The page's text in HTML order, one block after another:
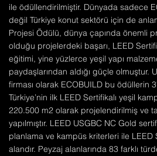
ile ödüllendirilmiştir. Dünyada sadece
değil Türkiye konut sektörü için de
Projesi Ödülü, dünya çapında önemli
olduğu projelerdeki başarı, LEED
eğitimi, yine yüzlerce yeşil yapı
paydaşlarından aldığı güçle olmuştur.
firması olarak ECOBUILD bu ödüllerin
Türkiye’nin ilk LEED Sertifikalı yeşil
220.500 m2 olarak projelendirilmiş ve
yapılmıştır. LEED USGBC NC Gold
planlama ve kampüs kriterleri ile LEED
alandır. Peyzaj alanlarında 83 farklı